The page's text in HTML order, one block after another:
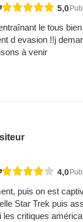
5,0
le tous
d evasion !!j
à venir
4,0
puis on est
Star Trek puis
les critiques